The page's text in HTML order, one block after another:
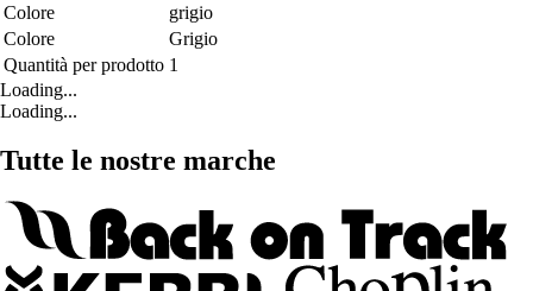
Colore
grigio
Colore
Grigio
Quantità per prodotto 1
Loading...
Loading...
Tutte le nostre marche